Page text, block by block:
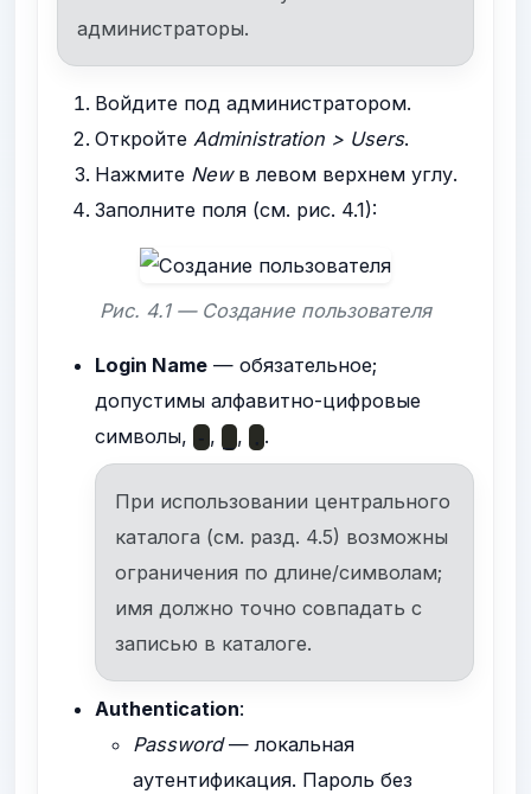
администраторы.
Войдите под администратором.
Откройте Administration > Users.
Нажмите Newв левом верхнем углу.
Заполните поля (см. рис. 4.1):
Рис. 4.1 — Создание пользователя
Login Name — обязательное;
допустимы алфавитно-цифровые
символы, - , , . .
При использовании центрального
каталога (см. разд. 4.5) возможны
ограничения по длине/символам;
имя должно точно совпадать с
записью в каталоге.
Authentication:
Password— локальная
аутентификация. Пароль без